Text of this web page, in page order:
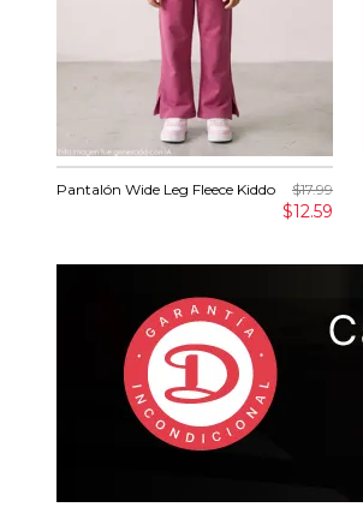
Pantalón Wide Leg Fleece Kiddo $17.99
$12.59